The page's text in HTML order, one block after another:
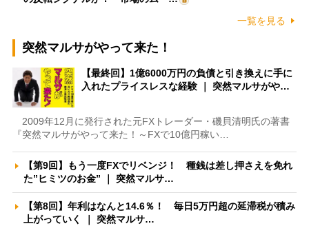
一覧を見る
突然マルサがやって来た！
【最終回】1億6000万円の負債と引き換えに手に
入れたプライスレスな経験 ｜ 突然マルサがや…
2009年12月に発行された元FXトレーダー・磯貝清明氏の著書
『突然マルサがやって来た！～FXで10億円稼い…
【第9回】もう一度FXでリベンジ！ 種銭は差し押さえを免れ
た”ヒミツのお金” ｜ 突然マルサ…
【第8回】年利はなんと14.6％！ 毎日5万円超の延滞税が積み
上がっていく ｜ 突然マルサ…